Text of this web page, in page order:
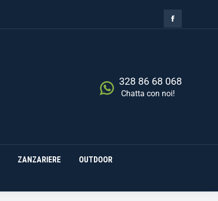
328 86 68 068
Chatta con noi!
ZANZARIERE OUTDOOR